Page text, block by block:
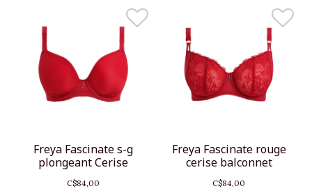
Freya Fascinate s-g
plongeant Cerise
C$84,00
Freya Fascinate rouge
cerise balconnet
C$84,00